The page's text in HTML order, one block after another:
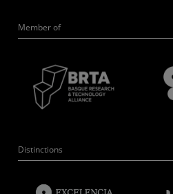
Member of
Distinctions